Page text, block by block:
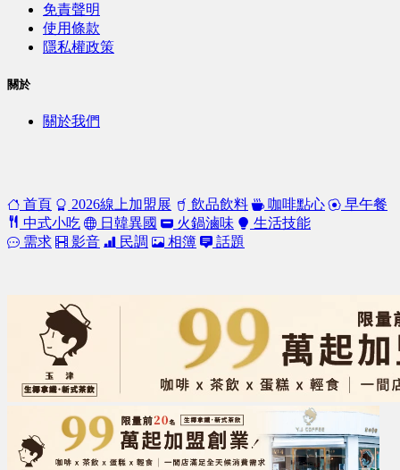
免責聲明
使用條款
隱私權政策
關於
關於我們
首頁 2026線上加盟展 飲品飲料 咖啡點心
早午餐
中式小吃
日韓異國 火鍋滷味
生活技能
需求
影音 民調 相簿 話題